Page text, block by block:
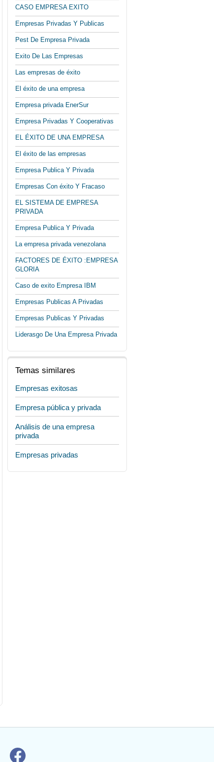
CASO EMPRESA EXITO
Empresas Privadas Y Publicas
Pest De Empresa Privada
Exito De Las Empresas
Las empresas de éxito
El éxito de una empresa
Empresa privada EnerSur
Empresa Privadas Y Cooperativas
EL ÉXITO DE UNA EMPRESA
El éxito de las empresas
Empresa Publica Y Privada
Empresas Con éxito Y Fracaso
EL SISTEMA DE EMPRESA
PRIVADA
Empresa Publica Y Privada
La empresa privada venezolana
FACTORES DE ÉXITO :EMPRESA
GLORIA
Caso de exito Empresa IBM
Empresas Publicas A Privadas
Empresas Publicas Y Privadas
Liderasgo De Una Empresa Privada
Temas similares
Empresas exitosas
Empresa pública y privada
Análisis de una empresa
privada
Empresas privadas